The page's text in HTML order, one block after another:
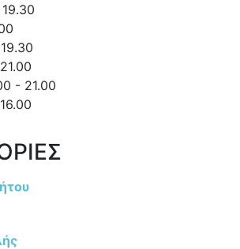
- 21.00